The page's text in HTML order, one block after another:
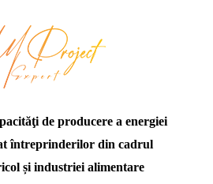
de producere a energiei
întreprinderilor din cadrul
și industriei alimentare